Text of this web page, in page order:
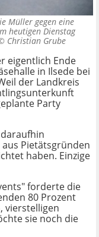
Müller gegen eine
heutigen Dienstag
Christian Grube
eigentlich Ende
in Ilsede bei
der Landkreis
Party
Pietätsgründen
haben. Einzige
forderte die
80 Prozent
vierstelligen
sie noch die